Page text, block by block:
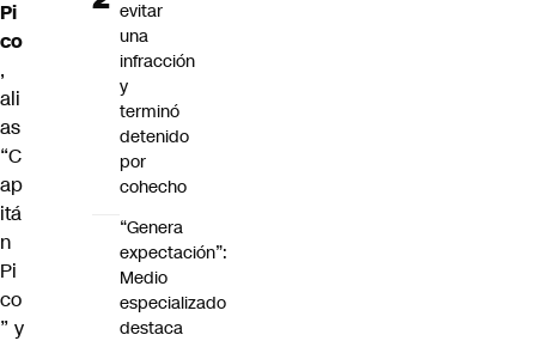
Pi
co
,
ali
as
“C
ap
itá
n
Pi
co
” y
evitar
una
infracción
y
terminó
detenido
por
cohecho
“Genera
expectación”:
Medio
especializado
destaca